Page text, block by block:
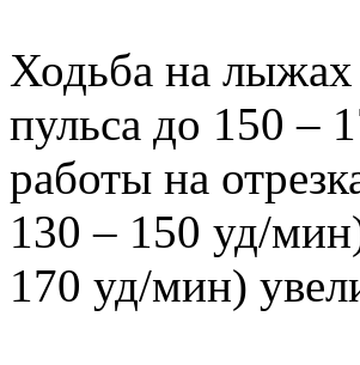
Ходьба на лыжах
пульса до 150 –
работы на
130 – 150 уд/
170 уд/мин)